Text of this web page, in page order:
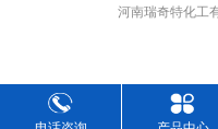
河南瑞奇特化工